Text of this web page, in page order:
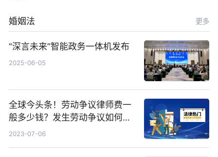
婚姻法 更多
“深言未来”智能政务一体机发布
2025-06-05
全球今头条！劳动争议律师费一
般多少钱？发生劳动争议如何算
工资？
2023-07-06